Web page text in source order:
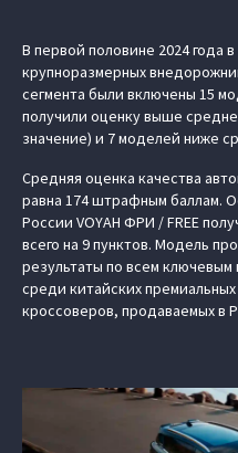
В первой половине 2024 года
крупноразмерных
сегмента были включены 15
получили оценку выше
значение) и 7 моделей ниже
Средняя оценка качества
равна 174 штрафным баллам.
России VOYAH ФРИ / FREE
всего на 9 пунктов. Модель
результаты по всем ключевым
среди китайских
кроссоверов, продаваемых в